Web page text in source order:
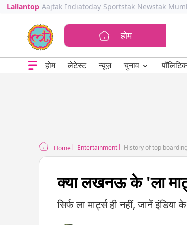
Lallantop Aajtak Indiatoday Sportstak Newstak
होम
होम लेटेस्ट न्यूज़ चुनाव ⌄
Home Entertainment History of top
क्या लखनऊ के 'ला
सिर्फ ला मार्ट्स ही नहीं, जानें इंडिया